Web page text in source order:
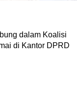
dalam Koalisi
di Kantor DPRD